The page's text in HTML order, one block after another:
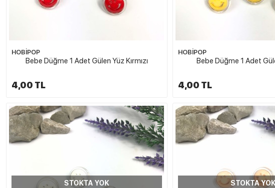
HOBİPOP
Bebe Düğme 1 Adet Gülen Yüz Kırmızı
4,00 TL
HOBİPOP
Bebe Düğme 1 Adet
4,00 TL
STOKTA YOK STOKTA YOK